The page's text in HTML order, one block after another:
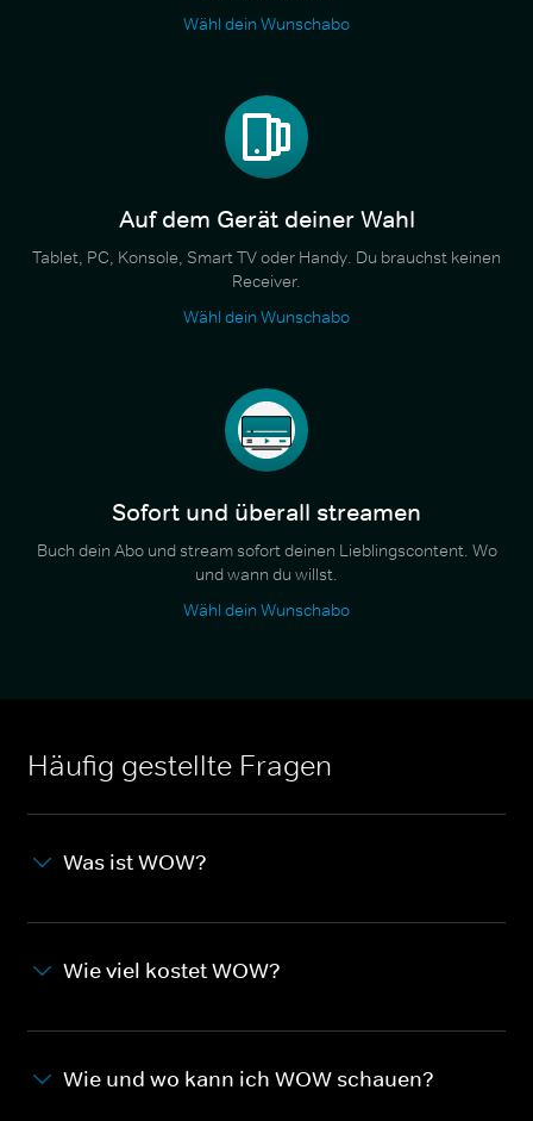
Wähl dein Wunschabo
Auf dem Gerät deiner Wahl
Tablet, PC, Konsole, Smart TV oder Handy. Du brauchst keinen
Receiver.
Wähl dein Wunschabo
Sofort und überall streamen
Buch dein Abo und stream sofort deinen Lieblingscontent. Wo
und wann du willst.
Wähl dein Wunschabo
Häufig gestellte Fragen
Was ist WOW?
Wie viel kostet WOW?
Wie und wo kann ich WOW schauen?